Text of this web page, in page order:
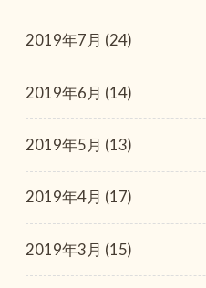
2019年7月 (24)
2019年6月 (14)
2019年5月 (13)
2019年4月 (17)
2019年3月 (15)